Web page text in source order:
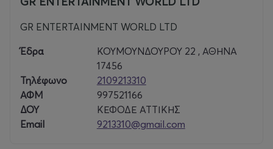
GR ENTERTAINMENT WORLD LTD
Έδρα
ΚΟΥΜΟΥΝΔΟΥΡΟΥ 22 , ΑΘΗΝΑ
17456
Τηλέφωνο
2109213310
ΑΦΜ
997521166
ΔΟΥ
ΚΕΦΟΔΕ ΑΤΤΙΚΗΣ
Email
9213310@gmail.com